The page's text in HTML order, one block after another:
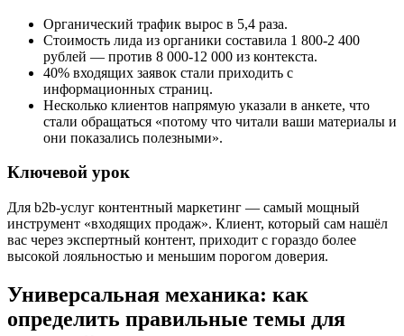
Органический трафик вырос в 5,4 раза.
Стоимость лида из органики составила 1 800-2 400
рублей — против 8 000-12 000 из контекста.
40% входящих заявок стали приходить с
информационных страниц.
Несколько клиентов напрямую указали в анкете, что
стали обращаться «потому что читали ваши материалы и
они показались полезными».
Ключевой урок
Для b2b-услуг контентный маркетинг — самый мощный
инструмент «входящих продаж». Клиент, который сам нашёл
вас через экспертный контент, приходит с гораздо более
высокой лояльностью и меньшим порогом доверия.
Универсальная механика: как
определить правильные темы для